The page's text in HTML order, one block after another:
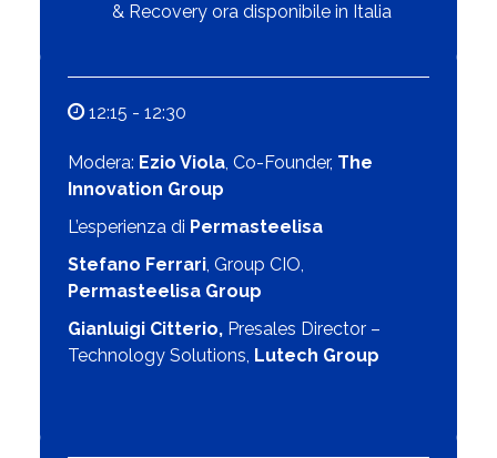
& Recovery ora disponibile in Italia
12:15 - 12:30
Modera: Ezio Viola, Co-Founder, The
Innovation Group
L’esperienza di Permasteelisa
Stefano Ferrari, Group CIO,
Permasteelisa Group
Gianluigi Citterio, Presales Director –
Technology Solutions, Lutech Group